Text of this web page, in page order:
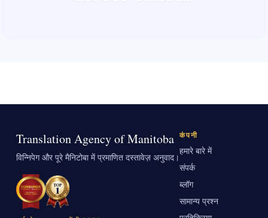
Translation Agency of Manitoba
विन्निपेग और पूरे मैनिटोबा में प्रमाणित दस्तावेज़ अनुवाद।
कंपनी
हमारे बारे में
संपर्क
ब्लॉग
सामान्य प्रश्न